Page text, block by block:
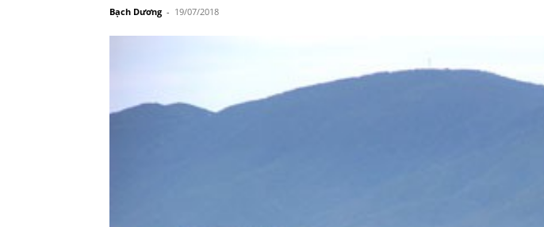
Bạch Dương - 19/07/2018